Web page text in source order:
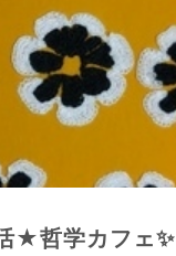
★哲学カフェ✨